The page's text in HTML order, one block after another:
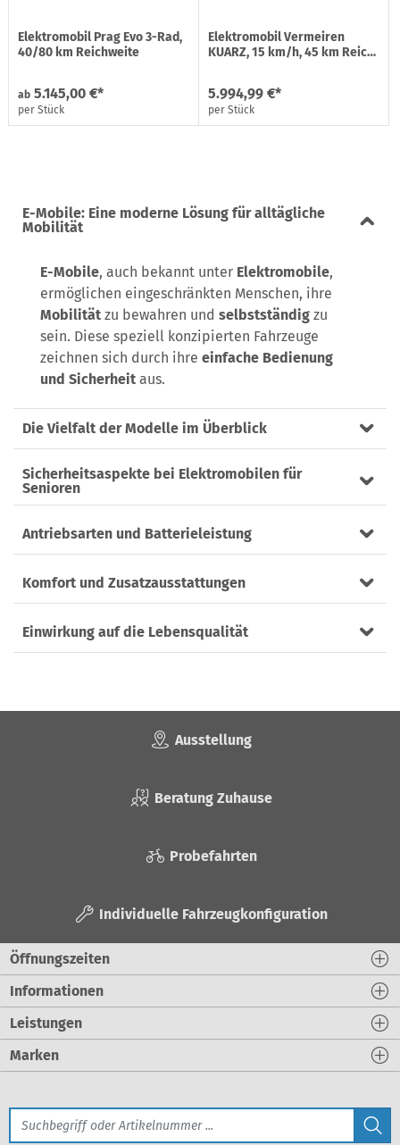
Elektromobil Prag Evo 3-Rad,
40/80 km Reichweite
ab 5.145,00 €*
per Stück
Elektromobil Vermeiren
KUARZ, 15 km/h, 45 km Reic…
5.994,99 €*
per Stück
E-Mobile: Eine moderne Lösung für alltägliche
Mobilität
E-Mobile, auch bekannt unter Elektromobile,
ermöglichen eingeschränkten Menschen, ihre
Mobilität zu bewahren und selbstständig zu
sein. Diese speziell konzipierten Fahrzeuge
zeichnen sich durch ihre einfache Bedienung
und Sicherheit aus.
Die Vielfalt der Modelle im Überblick
Sicherheitsaspekte bei Elektromobilen für
Senioren
Antriebsarten und Batterieleistung
Komfort und Zusatzausstattungen
Einwirkung auf die Lebensqualität
Ausstellung
Beratung Zuhause
Probefahrten
Individuelle Fahrzeugkonfiguration
Öffnungszeiten
Informationen
Leistungen
Marken